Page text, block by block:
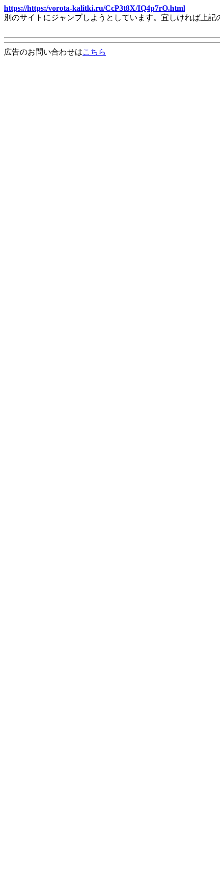
https://https:/vorota-kalitki.ru/CcP3t8X/IQ4p7rO.html
別のサイトにジャンプしようとしています。宜しければ上
広告のお問い合わせはこちら